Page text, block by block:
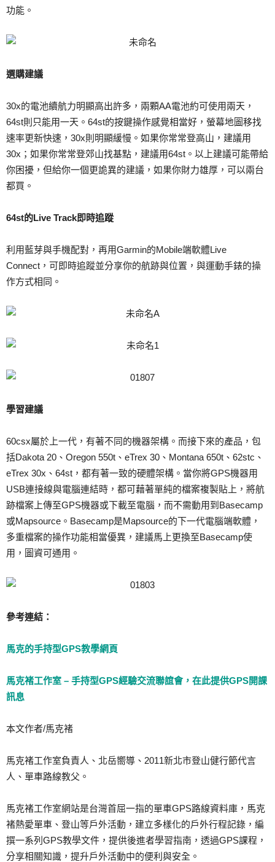
功能。
選購建議
30x的電池續航力明顯高出許多，兩顆AA電池約可使用兩天，
64st則只能用一天。64st的按鍵操作感覺相當好，螢幕地圖移找
速率更新快速，30x則明顯緩慢。如果你常常登高山，建議用
30x；如果你常常登郊山找基點，建議用64st。以上建議可能帶給
你困擾，但給你一個更詭異的建議，如果你財力雄厚，可以兩台
都買。
64st的Live Track即時追蹤
利用藍芽與手機配對，再用Garmin的Mobile端軟體Live
Connect，可即時追蹤並分享你的航跡與位置，與運動手錶的操
作方式相同。
學習建議
60csx屬於上一代，有著不同的機器架構。而接下來的產品，包
括Dakota 20、Oregon 550t、eTrex 30、Montana 650t、62stc、
eTrex 30x、64st，都有著一致的硬體架構。當你將GPS機器用
USB連接線與電腦連結時，都可藉著單純的檔案複製貼上，將航
跡檔案上傳至GPS機器或下載至電腦，而不需動用到Basecamp
或Mapsource。Basecamp是Mapsource的下一代電腦端軟體，
多重檔案的操作功能相當優異，建議馬上更換至Basecamp使
用，圖資可通用。
參考連結：
馬克的手持型GPS教學網頁
馬克褚工作室 – 手持型GPS經驗交流聯誼會，在此提供GPS開課
訊息
本文作者/馬克褚
馬克褚工作室負責人、北岳嚮導、2011新北市登山健行節代言
人、單車路線教父。
馬克褚工作室網站是台灣首屈一指的單車GPS路線資料庫，馬克
褚熱愛單車、登山等戶外活動，建立多樣化的戶外行程記錄，編
撰一系列GPS教學文件，提供後進者學習指南，透過GPS課程，
分享相關知識，提升戶外活動中的便利與安全。